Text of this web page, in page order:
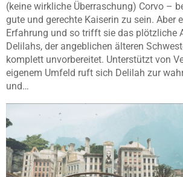
(keine wirkliche Überraschung) Corvo –
gute und gerechte Kaiserin zu sein. Aber
Erfahrung und so trifft sie das plötzliche
Delilahs, der angeblichen älteren
komplett unvorbereitet. Unterstützt von
eigenem Umfeld ruft sich Delilah zur
und…